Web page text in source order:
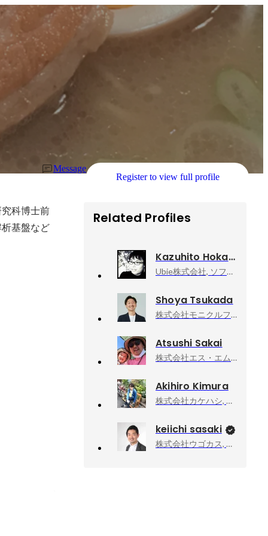
Message
Register to view full profile
科博士前
基盤など
Related Profiles
Kazuhito Hokamura
Ubie株式会社, ソフトウェアエンジニア
Shoya Tsukada
株式会社モニクルフィナンシャル, CTO
Atsushi Sakai
株式会社エス・エム・エス, プロダクト開発部 エンジニアリングマネージャー
Akihiro Kimura
株式会社カケハシ, プラットフォームドメイン・アーキテクト
keiichi sasaki
株式会社ウゴカス, 代表取締役